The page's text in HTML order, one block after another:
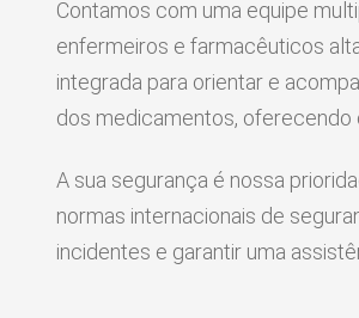
Contamos com uma equipe
enfermeiros e farmacêuticos
integrada para orientar e
dos medicamentos, oferecendo
A sua segurança é nossa
normas internacionais de
incidentes e garantir uma